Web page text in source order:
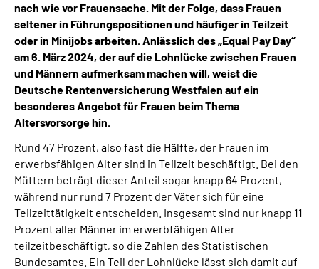
nach wie vor Frauensache. Mit der Folge, dass Frauen
seltener in Führungspositionen und häufiger in Teilzeit
oder in Minijobs arbeiten. Anlässlich des „Equal Pay Day“
am 6. März 2024, der auf die Lohnlücke zwischen Frauen
und Männern aufmerksam machen will, weist die
Deutsche Rentenversicherung Westfalen auf ein
besonderes Angebot für Frauen beim Thema
Altersvorsorge hin.
Rund 47 Prozent, also fast die Hälfte, der Frauen im
erwerbsfähigen Alter sind in Teilzeit beschäftigt. Bei den
Müttern beträgt dieser Anteil sogar knapp 64 Prozent,
während nur rund 7 Prozent der Väter sich für eine
Teilzeittätigkeit entscheiden. Insgesamt sind nur knapp 11
Prozent aller Männer im erwerbfähigen Alter
teilzeitbeschäftigt, so die Zahlen des Statistischen
Bundesamtes. Ein Teil der Lohnlücke lässt sich damit auf